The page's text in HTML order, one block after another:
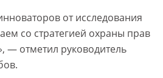
от исследования
со стратегией охраны прав
— отметил руководитель